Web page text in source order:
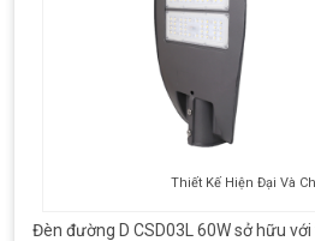
Thiết Kế Hiện Đại Và
Đèn đường D CSD03L 60W sở hữu